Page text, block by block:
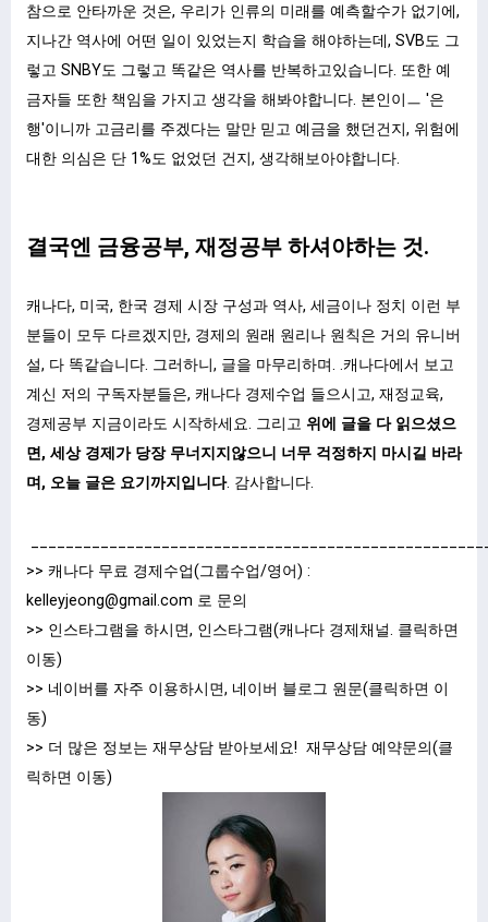
참으로 안타까운 것은, 우리가 인류의 미래를 예측할수가 없기에,
지나간 역사에 어떤 일이 있었는지 학습을 해야하는데, SVB도 그
렇고 SNBY도 그렇고 똑같은 역사를 반복하고있습니다. 또한 예
금자들 또한 책임을 가지고 생각을 해봐야합니다. 본인이ㅡ '은
행'이니까 고금리를 주겠다는 말만 믿고 예금을 했던건지, 위험에
대한 의심은 단 1%도 없었던 건지, 생각해보아야합니다.
결국엔 금융공부, 재정공부 하셔야하는 것.
캐나다, 미국, 한국 경제 시장 구성과 역사, 세금이나 정치 이런 부
분들이 모두 다르겠지만, 경제의 원래 원리나 원칙은 거의 유니버
설, 다 똑같습니다. 그러하니, 글을 마무리하며. .캐나다에서 보고
계신 저의 구독자분들은, 캐나다 경제수업 들으시고, 재정교육,
경제공부 지금이라도 시작하세요. 그리고 위에 글을 다 읽으셨으
면, 세상 경제가 당장 무너지지않으니 너무 걱정하지 마시길 바라
며, 오늘 글은 요기까지입니다. 감사합니다.
>> 캐나다 무료 경제수업(그룹수업/영어) :
kelleyjeong@gmail.com 로 문의
>> 인스타그램을 하시면, 인스타그램(캐나다 경제채널. 클릭하면
이동)
>> 네이버를 자주 이용하시면, 네이버 블로그 원문(클릭하면 이
동)
>> 더 많은 정보는 재무상담 받아보세요! 재무상담 예약문의(클
릭하면 이동)